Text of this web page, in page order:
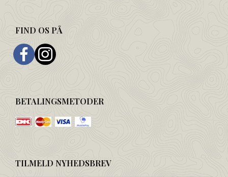
FIND OS PÅ
BETALINGSMETODER
TILMELD NYHEDSBREV